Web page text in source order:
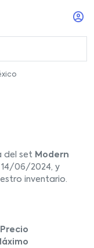
del set Modern
14/06/2024, y
inventario.
Precio